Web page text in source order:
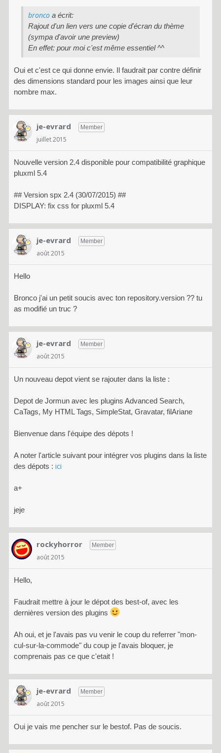
bronco a écrit:
Rajout d'un lien vers une copie d'écran du thème
(sympa d'avoir une preview)
En effet: pour moi c'est même essentiel ^^
Oui et c'est ce qui donne envie. Il faudrait par contre définir
des dimensions standard pour les images ainsi que leur
nombre max.
je-evrard Member
juillet 2015
Nouvelle version 2.4 disponible pour compatibilité graphique
pluxml 5.4
## Version spx 2.4 (30/07/2015) ##
DISPLAY: fix css for pluxml 5.4
je-evrard Member
août 2015
Hello
Bronco j'ai un petit soucis avec ton repository.version ?? tu
as modifié un truc ?
je-evrard Member
août 2015
Un nouveau depot vient se rajouter dans la liste :
Depot de Jormun avec les plugins Advanced Search,
CaTags, My HTML Tags, SimpleStat, Gravatar, filAriane
Bienvenue dans l'équipe des dépots !
A noter l'article suivant pour intégrer vos plugins dans la liste
des dépots : ici
a+
jeje
rockyhorror Member
août 2015
Hello,
Faudrait mettre à jour le dépot des best-of, avec les
dernières version des plugins
Ah oui, et je l'avais pas vu venir le coup du referrer "mon-
cul-sur-la-commode" du coup je l'avais bloquer, je
comprenais pas ce que c'etait !
je-evrard Member
août 2015
Oui je vais me pencher sur le bestof. Pas de soucis.